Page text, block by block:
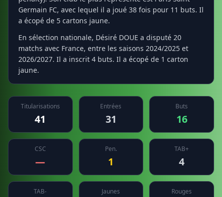
Germain FC, avec lequel il a joué 38 fois pour 11 buts. Il
a écopé de 5 cartons jaune.
En sélection nationale, Désiré DOUE a disputé 20
matchs avec France, entre les saisons 2024/2025 et
2026/2027. Il a inscrit 4 buts. Il a écopé de 1 carton
jaune.
Titularisations
41
Entrées
31
Buts
16
CSC
—
Pen.
1
TAB+
4
TAB- Jaunes Rouges